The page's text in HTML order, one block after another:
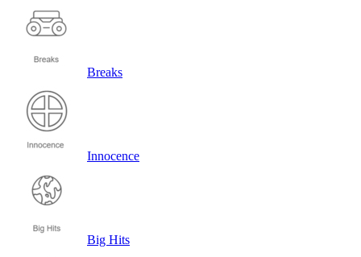
Breaks
Innocence
Big Hits